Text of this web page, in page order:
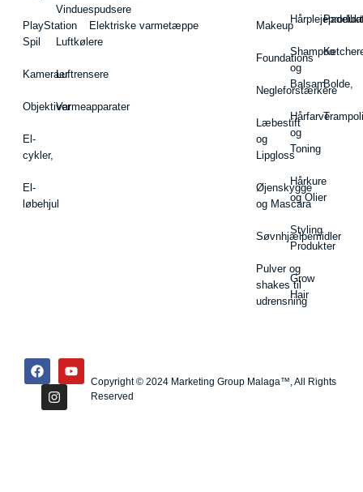
PlayStation
Spil
Kameraer
Objektiver
El-
cykler,
El-
løbehjul
Vinduespudsere
Luftkølere
Luftrensere
Varmeapparater
Elektriske varmetæppe Makeup
Foundations
Negleforstærkere
Læbestift
og
Lipgloss
Øjenskygge
og Mascara
Søvnhjælpemidler
Pulver og
shakes til
udrensning
Shampoo
og
Balsam
Hårfarve
og
Toning
Hårkure
og Olier
Styling
Produkter
Grow
Hair
Bolde,
Copyright © 2024 Marketing Group Malaga™, All Rights
Reserved